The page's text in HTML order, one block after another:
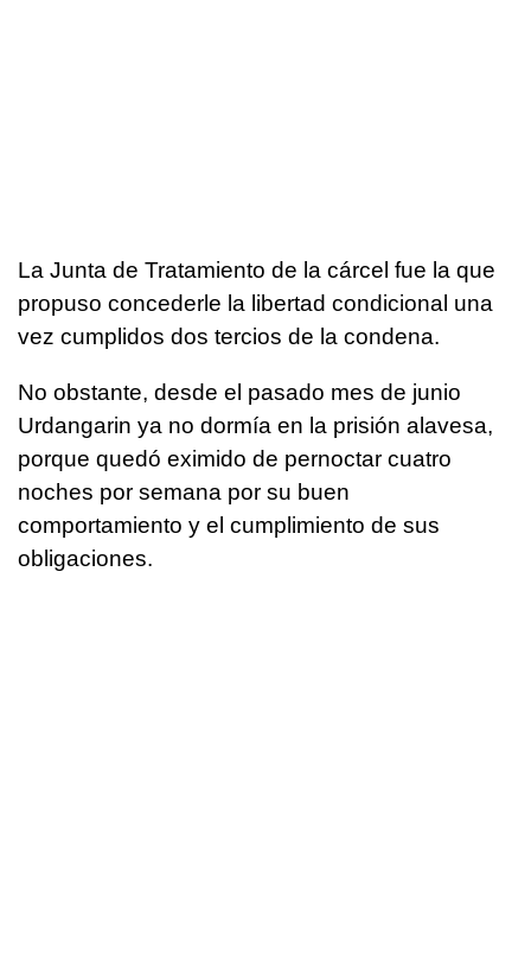
La Junta de Tratamiento de la cárcel fue la que
propuso concederle la libertad condicional una
vez cumplidos dos tercios de la condena.
No obstante, desde el pasado mes de junio
Urdangarin ya no dormía en la prisión alavesa,
porque quedó eximido de pernoctar cuatro
noches por semana por su buen
comportamiento y el cumplimiento de sus
obligaciones.